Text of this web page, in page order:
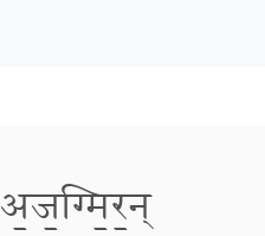
अ॒ज॒ग्मि॒र॒न्